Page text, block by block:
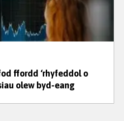
ffordd ‘rhyfeddol o
olew byd-eang